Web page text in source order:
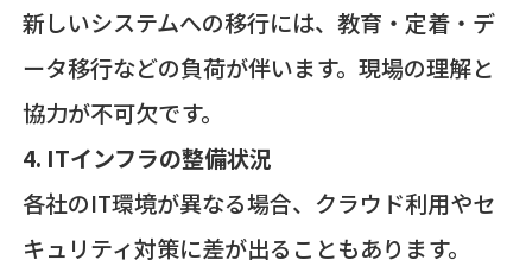
新しいシステムへの移行には、教育・定着・デ
ータ移行などの負荷が伴います。現場の理解と
協力が不可欠です。
4. ITインフラの整備状況
各社のIT環境が異なる場合、クラウド利用やセ
キュリティ対策に差が出ることもあります。